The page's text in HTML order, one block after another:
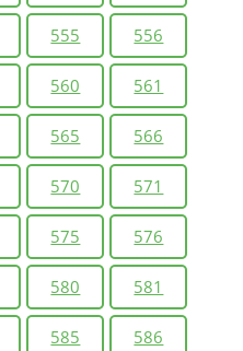
555 556
560 561
565 566
570 571
575 576
580 581
585 586